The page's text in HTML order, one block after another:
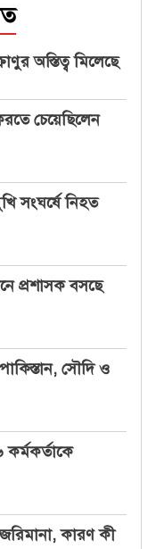
অস্তিত্ব মিলেছে
চেয়েছিলেন
সংঘর্ষে নিহত
প্রশাসক বসছে
সৌদি ও
কারণ কী